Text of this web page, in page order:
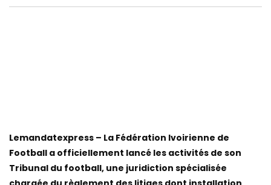
Lemandatexpress – La Fédération Ivoirienne de
Football a officiellement lancé les activités de son
Tribunal du football, une juridiction spécialisée